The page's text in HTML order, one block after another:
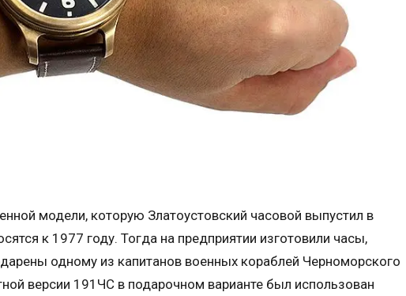
модели, которую Златоустовский часовой выпустил в
к 1977 году. Тогда на предприятии изготовили часы,
одному из капитанов военных кораблей Черноморского
версии 191ЧС в подарочном варианте был использован